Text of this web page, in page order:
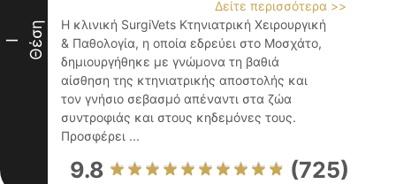
I Θέση
Δείτε περισσότερα >>
Η κλινική SurgiVets Κτηνιατρική Χειρουργική
& Παθολογία, η οποία εδρεύει στο Μοσχάτο,
δημιουργήθηκε με γνώμονα τη βαθιά
αίσθηση της κτηνιατρικής αποστολής και
τον γνήσιο σεβασμό απέναντι στα ζώα
συντροφιάς και στους κηδεμόνες τους.
Προσφέρει ...
9.8 (725)